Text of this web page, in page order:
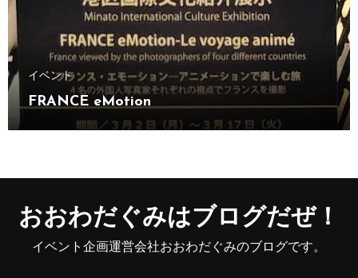
イベント
FRANCE eMotion
おおわだぐみはブログだぜ！
イベント企画運営会社おおわだぐみのブログです。